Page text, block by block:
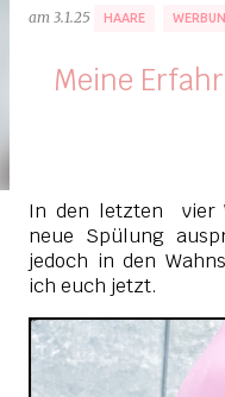
am 3.1.25 HAARE
Meine
In den letzten vier
neue Spülung
jedoch in den
ich euch jetzt.